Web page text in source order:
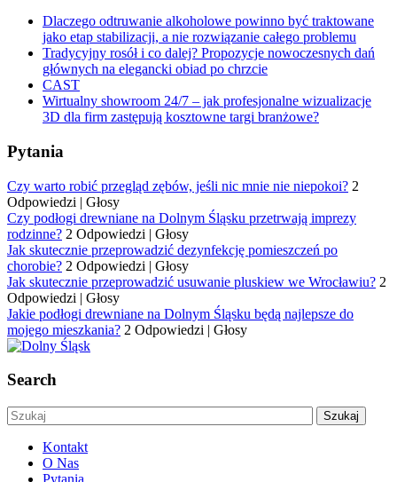
Dlaczego odtruwanie alkoholowe powinno być traktowane
jako etap stabilizacji, a nie rozwiązanie całego problemu
Tradycyjny rosół i co dalej? Propozycje nowoczesnych dań
głównych na elegancki obiad po chrzcie
CAST
Wirtualny showroom 24/7 – jak profesjonalne wizualizacje
3D dla firm zastępują kosztowne targi branżowe?
Pytania
Czy warto robić przegląd zębów, jeśli nic mnie nie niepokoi? 2
Odpowiedzi | Głosy
Czy podłogi drewniane na Dolnym Śląsku przetrwają imprezy
rodzinne? 2 Odpowiedzi | Głosy
Jak skutecznie przeprowadzić dezynfekcję pomieszczeń po
chorobie? 2 Odpowiedzi | Głosy
Jak skutecznie przeprowadzić usuwanie pluskiew we Wrocławiu? 2
Odpowiedzi | Głosy
Jakie podłogi drewniane na Dolnym Śląsku będą najlepsze do
mojego mieszkania? 2 Odpowiedzi | Głosy
Search
Kontakt
O Nas
Pytania